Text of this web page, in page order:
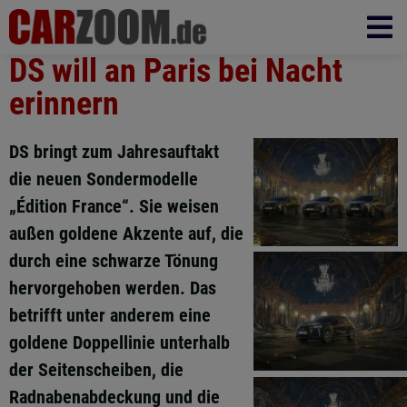
DS will an Paris bei Nacht
erinnern
DS bringt zum Jahresauftakt
die neuen Sondermodelle
„Édition France“. Sie weisen
außen goldene Akzente auf, die
durch eine schwarze Tönung
hervorgehoben werden. Das
betrifft unter anderem eine
goldene Doppellinie unterhalb
der Seitenscheiben, die
Radnabenabdeckung und die